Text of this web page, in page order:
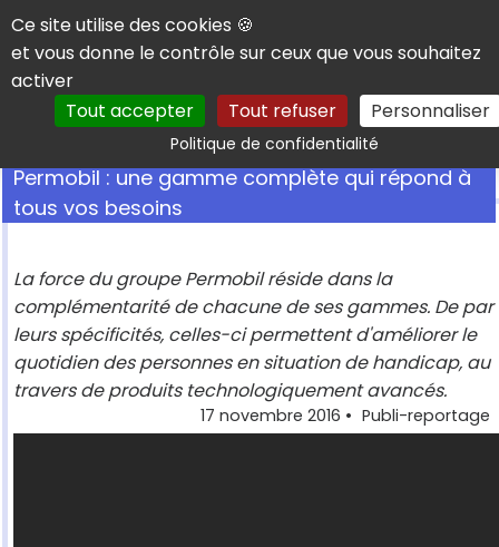
Panneau de gestion des cookies
Ce site utilise des cookies 🍪
et vous donne le contrôle sur ceux que vous souhaitez
activer
Tout accepter
Tout refuser Personnaliser
Politique de confidentialitéRechercher
Permobil : une gamme complète qui répond à
tous vos besoins
La force du groupe Permobil réside dans la
complémentarité de chacune de ses gammes. De par
leurs spécificités, celles-ci permettent d'améliorer le
quotidien des personnes en situation de handicap, au
travers de produits technologiquement avancés.
17 novembre 2016 • Publi-reportage